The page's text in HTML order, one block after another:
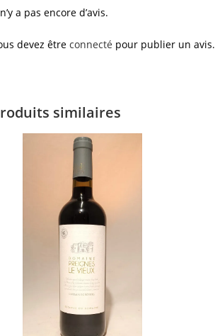
a pas encore d’avis.
devez être connecté pour publier un avis.
similaires